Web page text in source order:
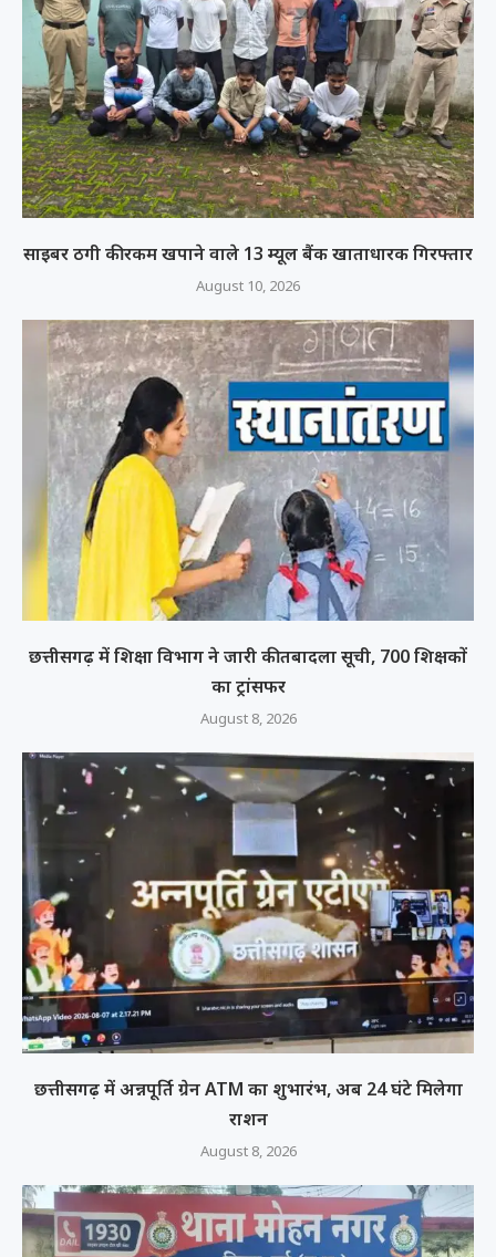
साइबर ठगी की रकम खपाने वाले 13 म्यूल बैंक खाताधारक गिरफ्तार
August 10, 2026
छत्तीसगढ़ में शिक्षा विभाग ने जारी की तबादला सूची, 700 शिक्षकों
का ट्रांसफर
August 8, 2026
छत्तीसगढ़ में अन्नपूर्ति ग्रेन ATM का शुभारंभ, अब 24 घंटे मिलेगा
राशन
August 8, 2026